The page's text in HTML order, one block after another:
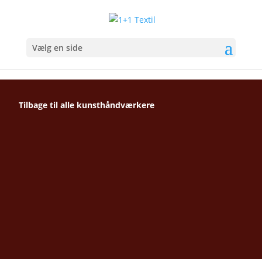
Vælg en side
Tilbage til alle kunsthåndværkere